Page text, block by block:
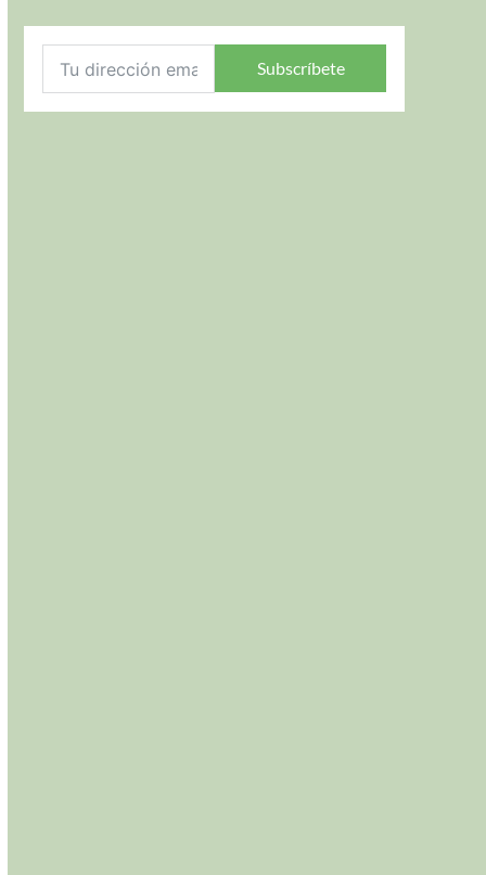
Subscríbete